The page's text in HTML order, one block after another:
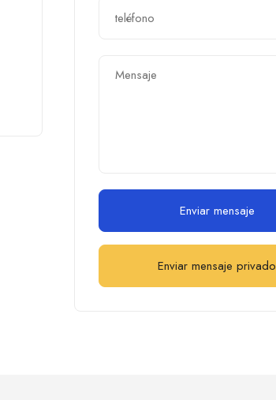
Enviar mensaje
Enviar mensaje privado